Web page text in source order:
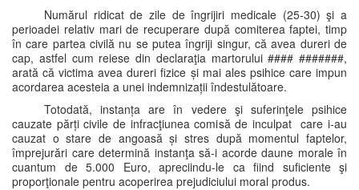
Numărul ridicat de zile de îngrijiri medicale (25-30) şi a
perioadei relativ mari de recuperare după comiterea faptei, timp
în care partea civilă nu se putea îngriji singur, că avea dureri de
cap, astfel cum reiese din declaraţia martorului #### #######,
arată că victima avea dureri fizice și mai ales psihice care impun
acordarea acesteia a unei indemnizații îndestulătoare.
Totodată, instanța are în vedere şi suferinţele psihice
cauzate părți civile de infracţiunea comisă de inculpat care i-au
cauzat o stare de angoasă și stres după momentul faptelor,
împrejurări care determină instanţa să-i acorde daune morale în
cuantum de 5.000 Euro, apreciindu-le ca fiind suficiente şi
proporţionale pentru acoperirea prejudiciului moral produs.